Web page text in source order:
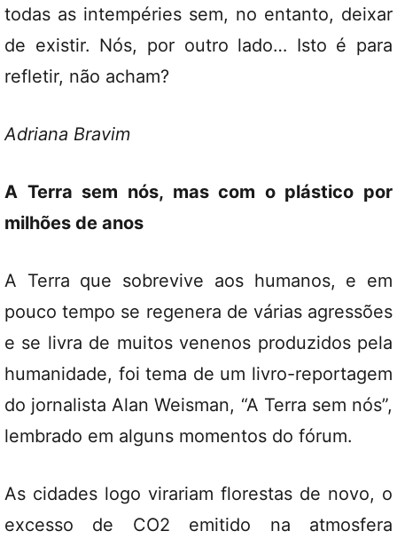
todas as intempéries sem, no entanto, deixar
de existir. Nós, por outro lado… Isto é para
refletir, não acham?
Adriana Bravim
A Terra sem nós, mas com o plástico por
milhões de anos
A Terra que sobrevive aos humanos, e em
pouco tempo se regenera de várias agressões
e se livra de muitos venenos produzidos pela
humanidade, foi tema de um livro-reportagem
do jornalista Alan Weisman, “A Terra sem nós”,
lembrado em alguns momentos do fórum.
As cidades logo virariam florestas de novo, o
excesso de CO2 emitido na atmosfera